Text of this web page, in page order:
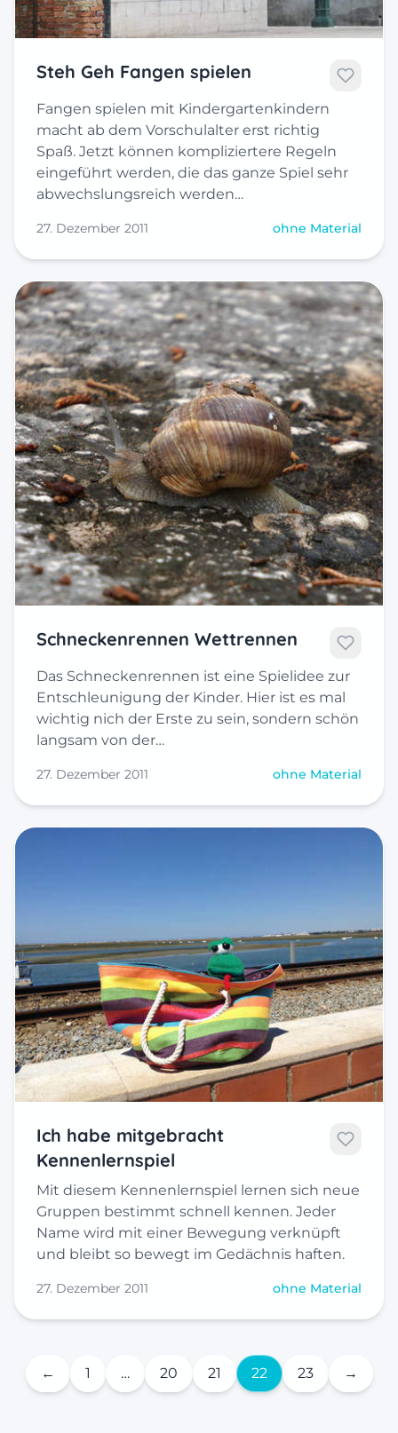
Steh Geh Fangen spielen
Fangen spielen mit Kindergartenkindern
macht ab dem Vorschulalter erst richtig
Spaß. Jetzt können kompliziertere Regeln
eingeführt werden, die das ganze Spiel sehr
abwechslungsreich werden…
27. Dezember 2011 ohne Material
Schneckenrennen Wettrennen
Das Schneckenrennen ist eine Spielidee zur
Entschleunigung der Kinder. Hier ist es mal
wichtig nich der Erste zu sein, sondern schön
langsam von der…
27. Dezember 2011 ohne Material
Ich habe mitgebracht
Kennenlernspiel
Mit diesem Kennenlernspiel lernen sich neue
Gruppen bestimmt schnell kennen. Jeder
Name wird mit einer Bewegung verknüpft
und bleibt so bewegt im Gedächnis haften.
27. Dezember 2011 ohne Material
← 1 … 20 21 22 23 →